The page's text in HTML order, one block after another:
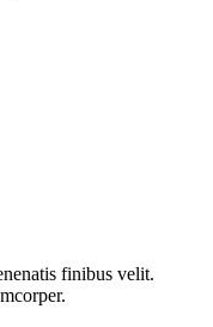
finibus velit.